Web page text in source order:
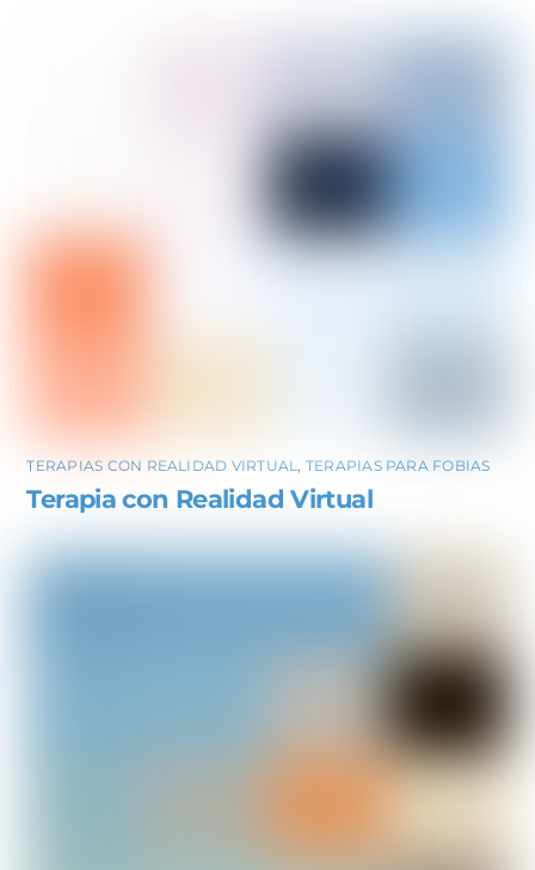
TERAPIAS CON REALIDAD VIRTUAL TERAPIAS PARA FOBIAS
Terapia con Realidad Virtual